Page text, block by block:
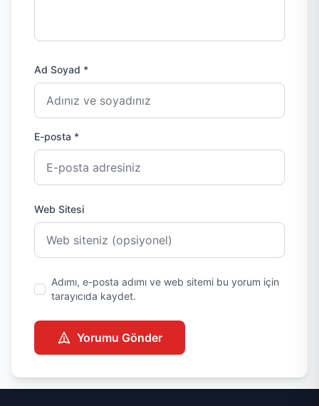
Ad Soyad *
E-posta *
Web Sitesi
Adımı, e-posta adımı ve web sitemi bu yorum için
tarayıcıda kaydet.
Yorumu Gönder